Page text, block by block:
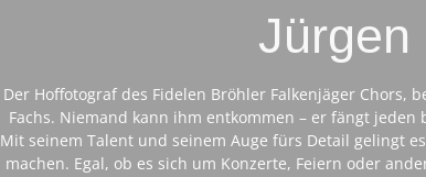
Jürgen
Der Hoffotograf des Fidelen Bröhler Falkenjäger Chors,
Fachs. Niemand kann ihm entkommen – er fängt
Mit seinem Talent und seinem Auge fürs Detail gelingt
machen. Egal, ob es sich um Konzerte, Feiern oder